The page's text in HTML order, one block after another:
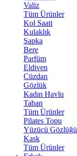
Valiz
Tüm Ürünler
Kol Saati
Kulaklık
Şapka
Bere
Parfüm
Eldiven
Cüzdan
Gözlük
Kadın Havlu
Taban
Tüm Ürünler
Pilates Topu
Yüzücü Gözlüğü
Kask
Tüm Ürünler